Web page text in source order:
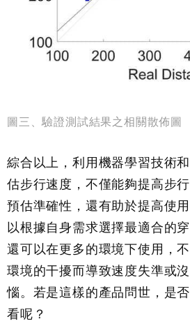
圖三、驗證測試結果之相關散佈圖
綜合以上，利用機器學習技術
估步行速度，不僅能夠提高步
預估準確性，還有助於提高使
以根據自身需求選擇最適合的
還可以在更多的環境下使用，
環境的干擾而導致速度失準或
惱。若是這樣的產品問世，是
看呢？